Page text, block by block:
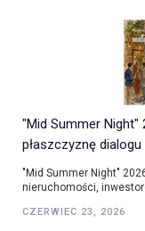
"Mid Summer Night"
płaszczyznę
"Mid Summer Night"
nieruchomości,
CZERWIEC 23, 2026